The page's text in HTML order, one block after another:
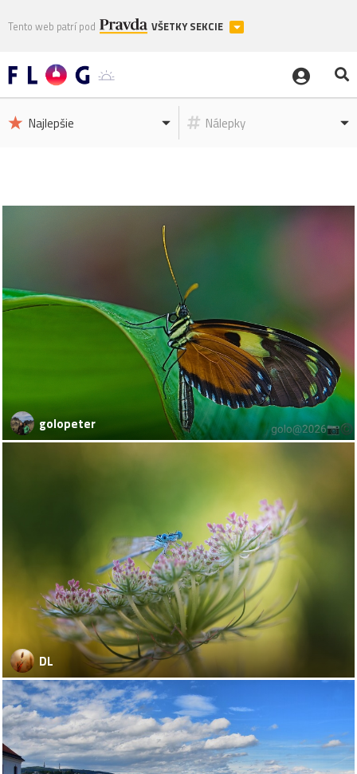
Tento web patrí pod VŠETKY SEKCIE
Najlepšie Nálepky
golopeter
DL